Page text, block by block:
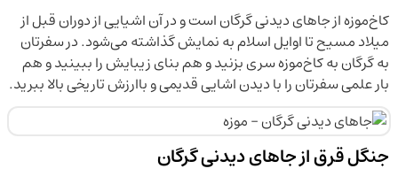
کاخ‌موزه از جاهای دیدنی گرگان است و در آن اشیایی از دوران قبل از
میلاد مسیح تا اوایل اسلام به نمایش گذاشته می‌شود. در سفرتان
به گرگان به کاخ‌موزه سری بزنید و هم بنای زیبایش را ببینید و هم
بار علمی سفرتان را با دیدن اشایی قدیمی و باارزش تاریخی بالا ببرید.
جنگل قرق از جاهای دیدنی گرگان